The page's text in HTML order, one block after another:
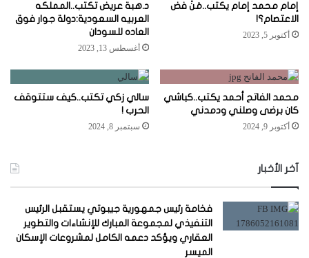
إمام محمد إمام يكتب..مَنْ فض
الاعتصام؟!
أكتوبر 5, 2023
د.هبة عريض تكتب..المملكه
العربيه السعودية:دولة جوار فوق
العاده للسودان
أغسطس 13, 2023
محمد الفاتح أحمد يكتب..كباشي
كان برضى وصلني ودمدني
أكتوبر 9, 2024
سالي زكي تكتب..كيف ستتوقف
الحرب !
سبتمبر 8, 2024
آخر الأخبار
فخامة رئيس جمهورية جيبوتي يستقبل الرئيس
التنفيذي لمجموعة المبارك للإنشاءات والتطوير
العقاري ويؤكد دعمه الكامل لمشروعات الإسكان
الميسر